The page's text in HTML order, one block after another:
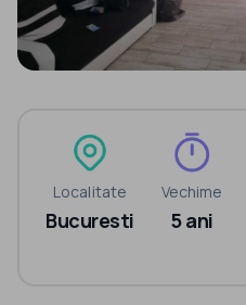
Localitate
Bucuresti
Vechime
5 ani